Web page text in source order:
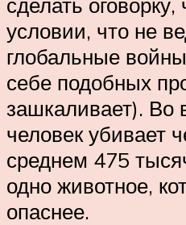
условии, что не
глобальные
себе подобных
зашкаливает). Во
человек убивает
среднем 475
одно животное,
опаснее.